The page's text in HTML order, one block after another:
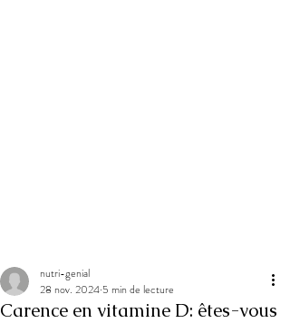
Carence en vitamine D: êtes-vous
nutri-genial
28 nov. 2024 5 min de lecture